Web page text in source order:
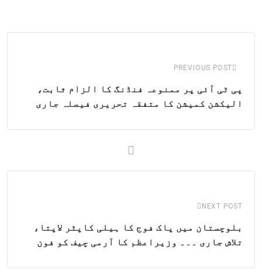
PREVIOUS POST
پی ٹی آئی پر ممنوعہ فنڈنگ کا الزام ثابت،
الیکشن کمیشن کا متفقہ تحریری فیصلہ جاری
NEXT POST
بلوچستان میں پاک فوج کا ہیلی کاپٹر لاپتا،
تلاش جاری ۔۔۔ وزیراعظم کا آرمی چیف کو فون